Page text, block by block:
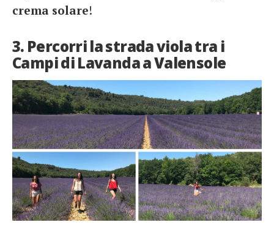
crema solare!
3. Percorri la strada viola tra i
Campi di Lavanda a Valensole